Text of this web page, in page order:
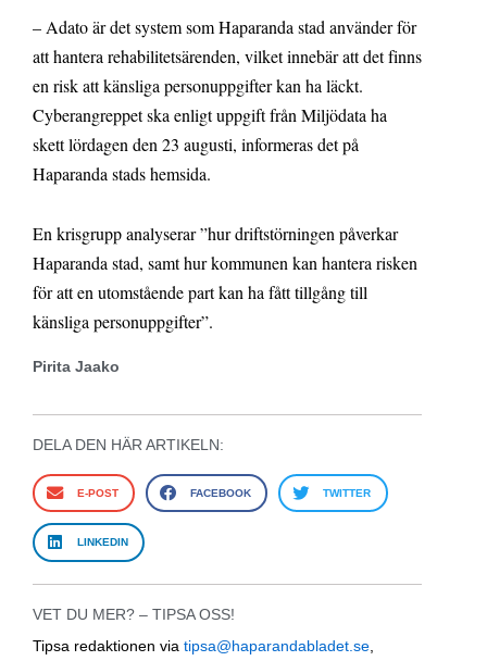
– Adato är det system som Haparanda stad använder för
att hantera rehabilitetsärenden, vilket innebär att det finns
en risk att känsliga personuppgifter kan ha läckt.
Cyberangreppet ska enligt uppgift från Miljödata ha
skett lördagen den 23 augusti, informeras det på
Haparanda stads hemsida.
En krisgrupp analyserar ”hur driftstörningen påverkar
Haparanda stad, samt hur kommunen kan hantera risken
för att en utomstående part kan ha fått tillgång till
känsliga personuppgifter”.
Pirita Jaako
DELA DEN HÄR ARTIKELN:
E-POST FACEBOOK TWITTER
LINKEDIN
VET DU MER? – TIPSA OSS!
Tipsa redaktionen via tipsa@haparandabladet.se